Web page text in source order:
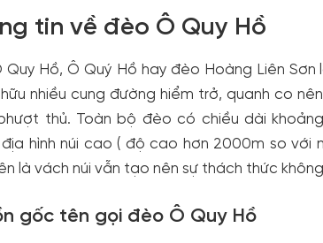
tin về đèo Ô Quy Hồ
Hồ, Ô Quý Hồ hay đèo Hoàng Liên
nhiều cung đường hiểm trở, quanh co
thủ. Toàn bộ đèo có chiều dài
địa hình núi cao ( độ cao hơn 2000m so
là vách núi vẫn tạo nên sự thách thức
gốc tên gọi đèo Ô Quy Hồ